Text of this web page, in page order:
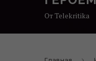
От Telekritika